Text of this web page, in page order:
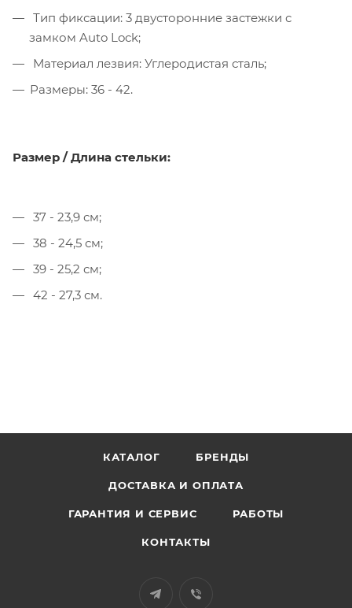
Тип фиксации: 3 двусторонние застежки с
замком Auto Lock;
Материал лезвия: Углеродистая сталь;
Размеры: 36 - 42.
Размер / Длина стельки:
37 - 23,9 см;
38 - 24,5 см;
39 - 25,2 см;
42 - 27,3 см.
КАТАЛОГ БРЕНДЫ
ДОСТАВКА И ОПЛАТА
ГАРАНТИЯ И СЕРВИС РАБОТЫ
КОНТАКТЫ